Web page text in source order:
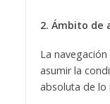
2. Ámbito de
La
asumir la
absoluta de lo